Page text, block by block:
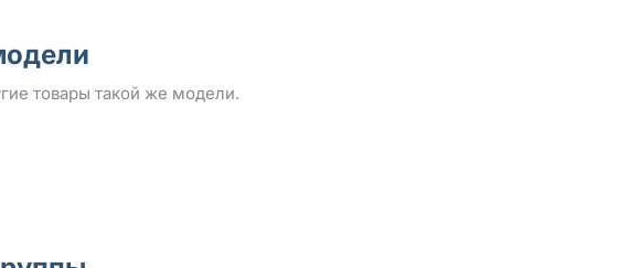
товары такой же модели.